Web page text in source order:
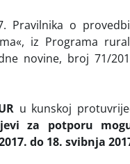
Pravilnika o
iz Programa
novine, broj 71/
u kunskoj
za potporu
do 18. svibnja